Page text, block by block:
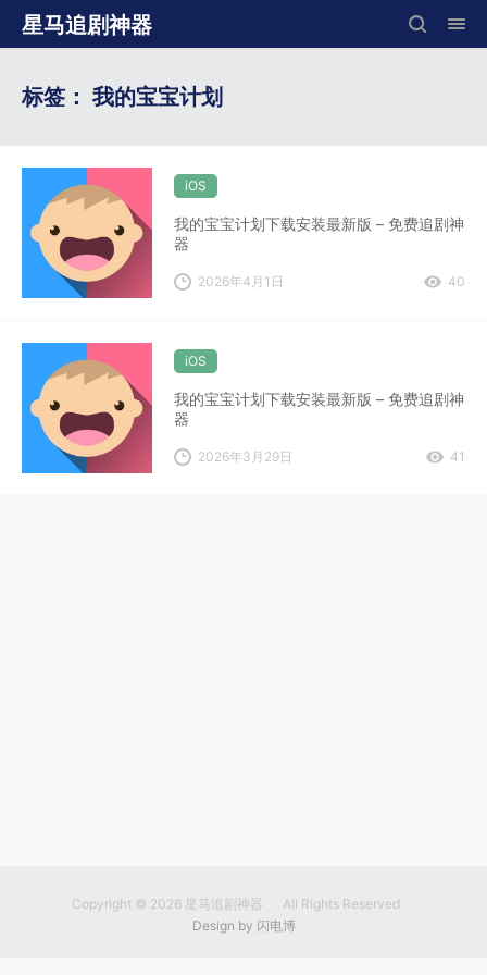
星马追剧神器
标签： 我的宝宝计划
iOS
我的宝宝计划下载安装最新版 – 免费追剧神
器
2026年4月1日 40
iOS
我的宝宝计划下载安装最新版 – 免费追剧神
器
2026年3月29日 41
Copyright © 2026 星马追剧神器
All Rights Reserved
Design by 闪电博